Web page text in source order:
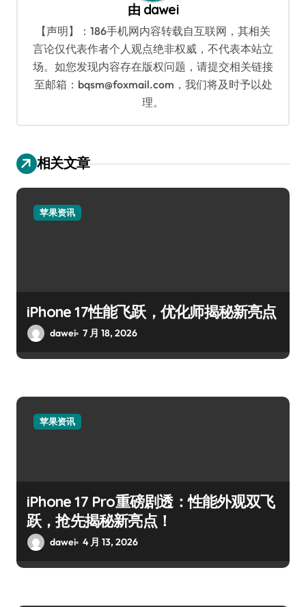
由 dawei
【声明】：186手机网内容转载自互联网，其相关
言论仅代表作者个人观点绝非权威，不代表本站立
场。如您发现内容存在版权问题，请提交相关链接
至邮箱：bqsm@foxmail.com，我们将及时予以处
理。
相关文章
苹果资讯
iPhone 17性能飞跃，优化师揭秘新亮点
dawei 7 月 18, 2026
苹果资讯
iPhone 17 Pro重磅剧透：性能外观双飞
跃，抢先揭秘新亮点！
dawei 4 月 13, 2026